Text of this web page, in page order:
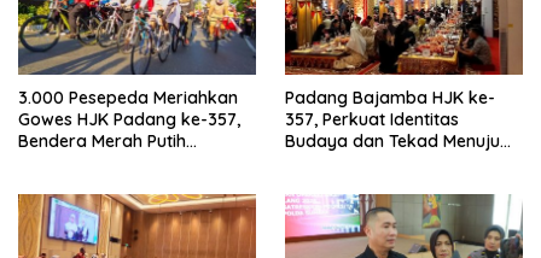
3.000 Pesepeda Meriahkan
Gowes HJK Padang ke-357,
Bendera Merah Putih
Padang Bajamba HJK ke-
357, Perkuat Identitas
Budaya dan Tekad Menuju